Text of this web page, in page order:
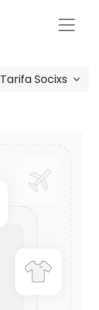
Tarifa Socixs